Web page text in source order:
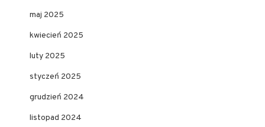
maj 2025
kwiecień 2025
luty 2025
styczeń 2025
grudzień 2024
listopad 2024